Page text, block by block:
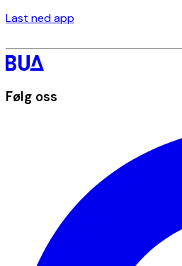
Last ned app
Følg oss